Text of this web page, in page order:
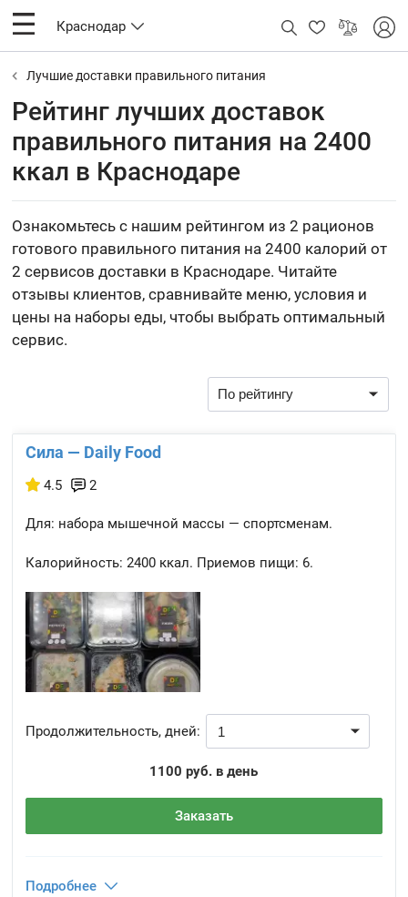
Краснодар
Лучшие доставки правильного питания
Рейтинг лучших доставок
правильного питания на 2400
ккал в Краснодаре
Ознакомьтесь с нашим рейтингом из 2 рационов
готового правильного питания на 2400 калорий от
2 сервисов доставки в Краснодаре. Читайте
отзывы клиентов, сравнивайте меню, условия и
цены на наборы еды, чтобы выбрать оптимальный
сервис.
Сила — Daily Food
4.5 2
Для: набора мышечной массы — спортсменам.
Калорийность: 2400 ккал. Приемов пищи: 6.
Продолжительность, дней:
1100 руб. в день
Заказать
Подробнее